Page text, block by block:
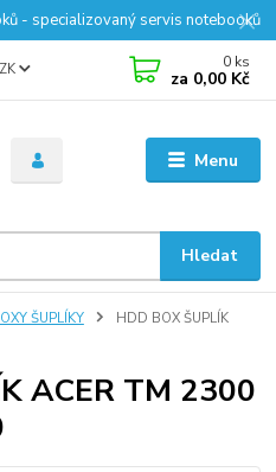
- specializovaný servis notebooků
Menu
Hledat
0 ks
za 0,00 Kč
ŠUPLÍKY
HDD BOX ŠUPLÍK
ACER TM 2300